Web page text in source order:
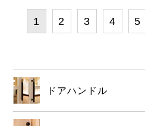
1 2 3 4 5
ドアハンドル